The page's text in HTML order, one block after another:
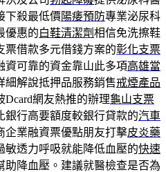
下殺最低價 陽痿預防專業泌尿科
優惠的白鞋清潔劑相信免洗擦鞋
票借款多元借錢方案的彰化支票
資可靠的資金靠山此多項高雄當
細解說抵押品服務銷售戒煙產品
網友熱推的辦理龜山支票
銀行高要額度較銀行貸款的汽車
企業融資票優點朋友打擊皮炎藥
敏透力呼吸就能降低血壓的快速
助降血壓。建議就醫檢查是否為